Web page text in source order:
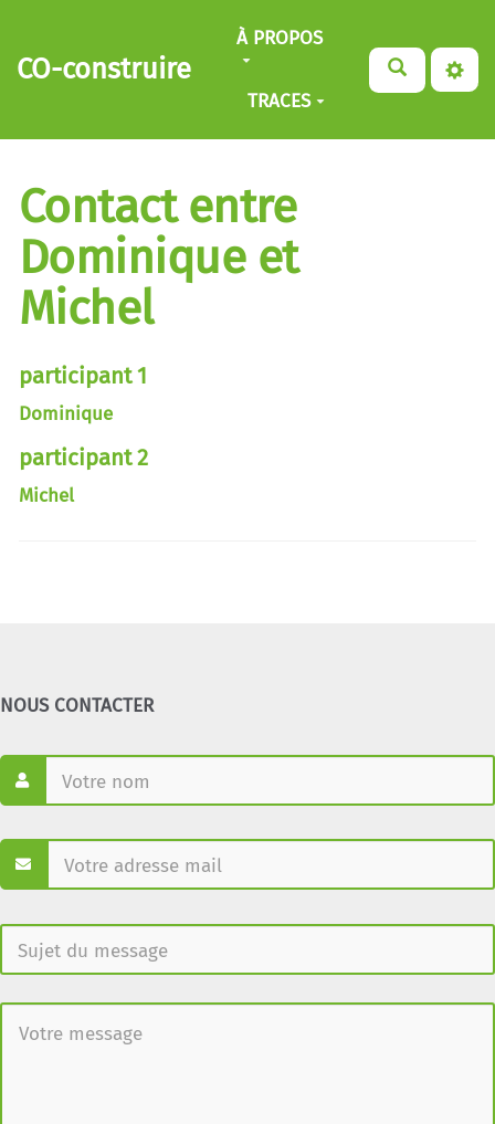
Aller au contenu principal
CO-construire
À PROPOS
TRACES
Contact entre
Dominique et
Michel
participant 1
Dominique
participant 2
Michel
NOUS CONTACTER